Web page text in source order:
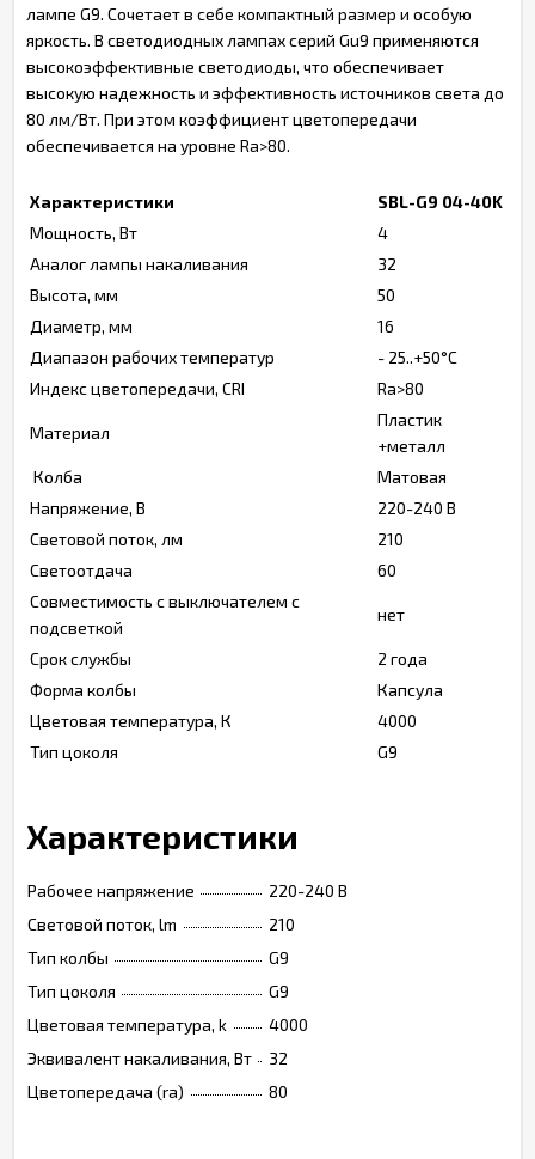
лампе G9. Сочетает в себе компактный размер и особую
яркость. В светодиодных лампах серий Gu9 применяются
высокоэффективные светодиоды, что обеспечивает
высокую надежность и эффективность источников света до
80 лм/Вт. При этом коэффициент цветопередачи
обеспечивается на уровне Ra>80.
Характеристики
SBL-G9 04-40K
Мощность, Вт
4
Аналог лампы накаливания
32
Высота, мм
50
Диаметр, мм
16
Диапазон рабочих температур
- 25..+50°C
Индекс цветопередачи, CRI
Ra>80
Материал
Пластик
+металл
Колба
Матовая
Напряжение, В
220-240 В
Световой поток, лм
210
Светоотдача
60
Совместимость с выключателем с
подсветкой
нет
Срок службы
2 года
Форма колбы
Капсула
Цветовая температура, К
4000
Тип цоколя
G9
Характеристики
Рабочее напряжение
220-240 В
Световой поток, lm
210
Тип колбы
G9
Тип цоколя
G9
Цветовая температура, k
4000
Эквивалент накаливания, Вт
32
Цветопередача (ra)
80